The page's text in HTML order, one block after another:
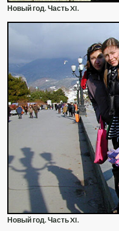
Новый год. Часть XI.
Новый год. Часть XI.